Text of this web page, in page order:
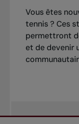
Vous êtes
tennis ? Ces
permettront
et de devenir